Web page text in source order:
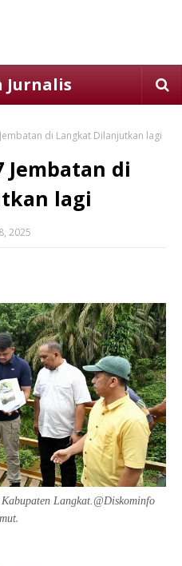
Jurnalis
di Langkat Dilanjutkan lagi
Jembatan di
lagi
2025
Langkat.@Diskominfo
t.